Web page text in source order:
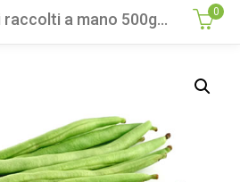
Fagiolini raccolti a mano 500gr circa 0